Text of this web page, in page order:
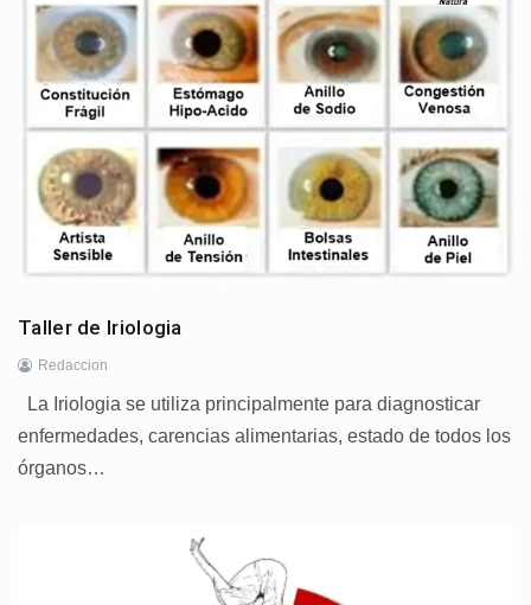
Taller de Iriologia
Redaccion
La Iriologia se utiliza principalmente para diagnosticar
enfermedades, carencias alimentarias, estado de todos los
órganos…